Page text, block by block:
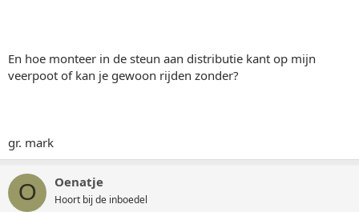
En hoe monteer in de steun aan distributie kant op mijn
veerpoot of kan je gewoon rijden zonder?
gr. mark
O Oenatje
Hoort bij de inboedel